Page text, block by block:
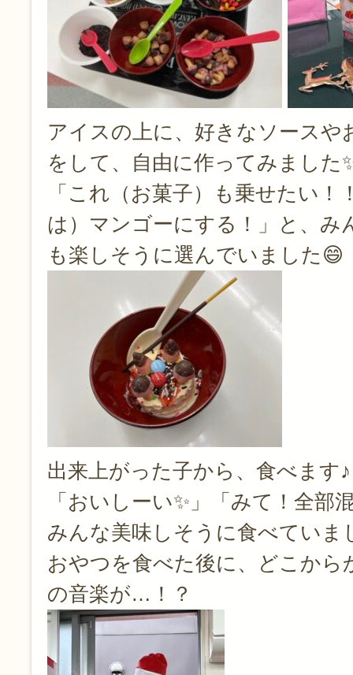
アイスの上に、好きなソースや
をして、自由に作ってみました
「これ（お菓子）も乗せたい！
は）マンゴーにする！」と、み
も楽しそうに選んでいました😄
出来上がった子から、食べます♪
「おいしーい✨」「みて！全部
みんな美味しそうに食べていま
おやつを食べた後に、どこから
の音楽が…！？